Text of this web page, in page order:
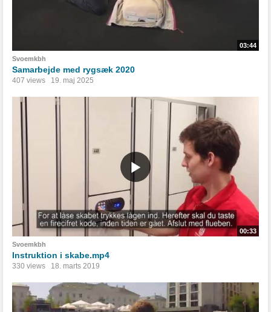
03:44
Svoemkbh
Samarbejde med rygsæk 2020
407 views 19. maj 2025
00:33
Svoemkbh
Instruktion i skabe.mp4
330 views 18. marts 2019